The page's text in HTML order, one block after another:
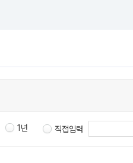
1년 직접입력